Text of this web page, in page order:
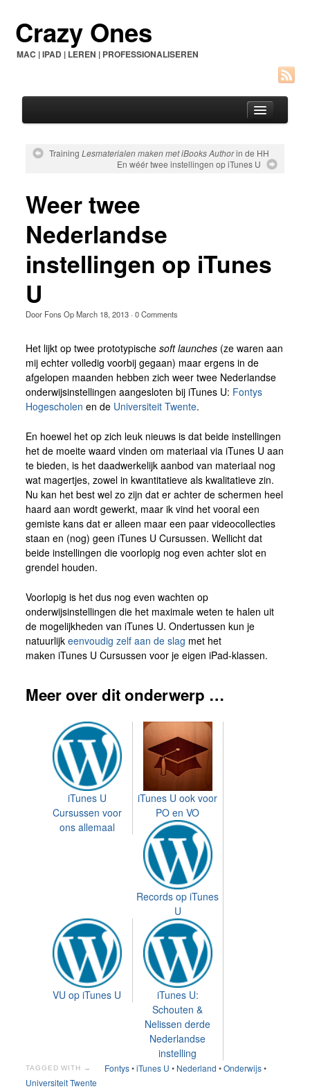
Crazy Ones
MAC | IPAD | LEREN | PROFESSIONALISEREN
Over dit blog
See Genius
Training Lesmaterialen maken met iBooks Authorin de HH
En wéér twee instellingen op iTunes U
Weer twee
Nederlandse
instellingen op iTunes
U
Door Fons OpMarch 18, 2013· 0 Comments
Het lijkt op twee prototypische soft launches(ze waren aan
mij echter volledig voorbij gegaan) maar ergens in de
afgelopen maanden hebben zich weer twee Nederlandse
onderwijsinstellingen aangesloten bij iTunes U: Fontys
Hogescholen en de Universiteit Twente.
En hoewel het op zich leuk nieuws is dat beide instellingen
het de moeite waard vinden om materiaal via iTunes U aan
te bieden, is het daadwerkelijk aanbod van materiaal nog
wat magertjes, zowel in kwantitatieve als kwalitatieve zin.
Nu kan het best wel zo zijn dat er achter de schermen heel
haard aan wordt gewerkt, maar ik vind het vooral een
gemiste kans dat er alleen maar een paar videocollecties
staan en (nog) geen iTunes U Cursussen. Wellicht dat
beide instellingen die voorlopig nog even achter slot en
grendel houden.
Voorlopig is het dus nog even wachten op
onderwijsinstellingen die het maximale weten te halen uit
de mogelijkheden van iTunes U. Ondertussen kun je
natuurlijk eenvoudig zelf aan de slag met het
maken iTunes U Cursussen voor je eigen iPad-klassen.
Meer over dit onderwerp …
iTunes U
Cursussen voor
ons allemaal
iTunes U ook voor
PO en VO
Records op iTunes
U
VU op iTunes U
iTunes U:
Schouten &
Nelissen derde
Nederlandse
instelling
TAGGED WITH → Fontys•iTunes U • Nederland •Onderwijs•
Universiteit Twente